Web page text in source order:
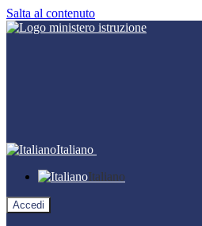
Salta al contenuto
Italiano
Italiano
Accedi